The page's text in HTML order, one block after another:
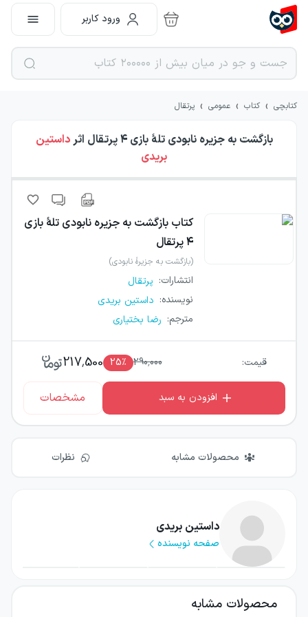
ورود کاربر
کتابچی › کتاب › عمومی › پرتقال
بازگشت به جزیره نابودی تلهٔ بازی ۴ پرتقال اثرداستین
بریدی
کتاب بازگشت به جزیره نابودی تلهٔ بازی
۴ پرتقال
(بازگشت به جزیرهٔ نابودی)
انتشارات: پرتقال
نویسنده: داستین بریدی
مترجم: رضا بختیاری
قیمت: 290,000
25٪ 217,500
افزودن به سبد مشخصات
محصولات مشابه نظرات
داستین بریدی
صفحه نویسنده
محصولات مشابه